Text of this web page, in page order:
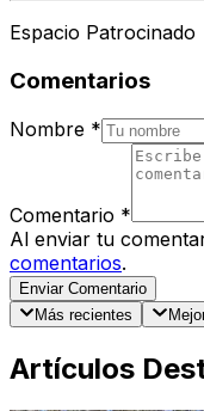
Espacio Patrocinado
Comentarios
Nombre *
Comentario *
Al enviar tu
comentarios.
Enviar Comentario
Más recientes
Artículos